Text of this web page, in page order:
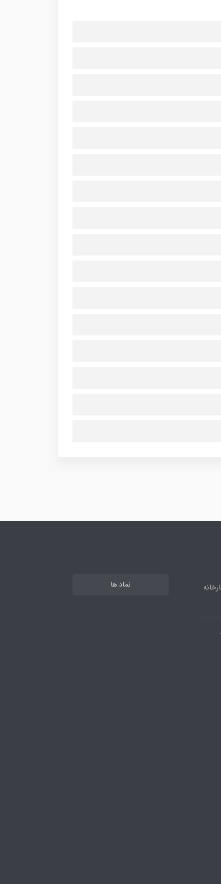
نماد ها